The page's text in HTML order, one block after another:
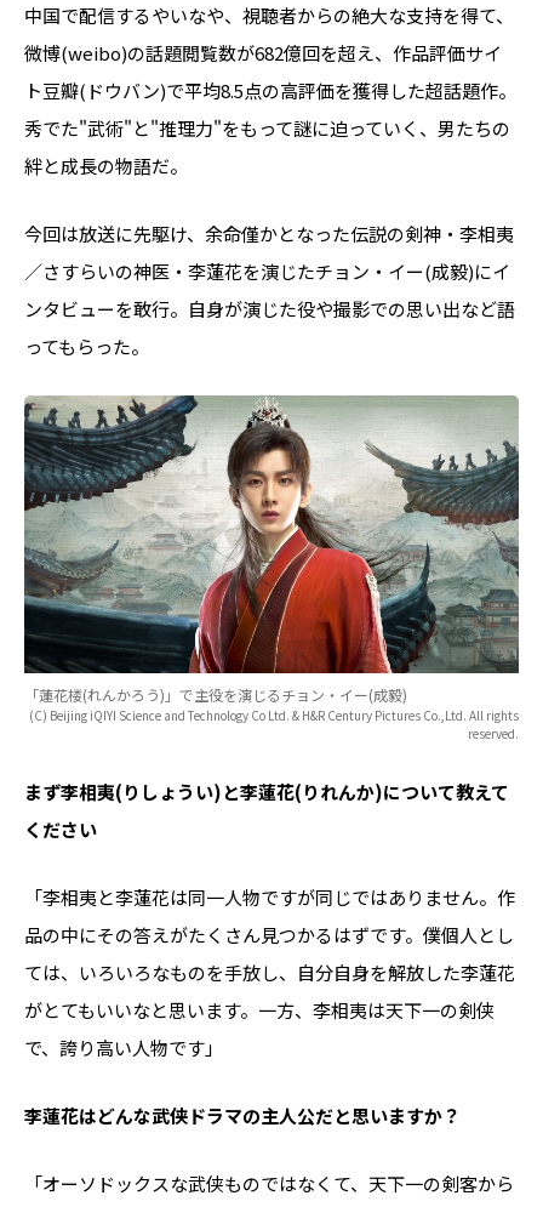
中国で配信するやいなや、視聴者からの絶大な支持を得て、
微博(weibo)の話題閲覧数が682億回を超え、作品評価サイ
ト豆瓣(ドウバン)で平均8.5点の高評価を獲得した超話題作。
秀でた"武術"と"推理力"をもって謎に迫っていく、男たちの
絆と成長の物語だ。
今回は放送に先駆け、余命僅かとなった伝説の剣神・李相夷
／さすらいの神医・李蓮花を演じたチョン・イー(成毅)にイ
ンタビューを敢行。自身が演じた役や撮影での思い出など語
ってもらった。
「蓮花楼(れんかろう)」で主役を演じるチョン・イー(成毅)
(C) Beijing iQIYI Science and Technology Co Ltd. & H&R Century Pictures Co.,Ltd. All rights
reserved.
――まず李相夷(りしょうい)と李蓮花(りれんか)について教えて
ください
「李相夷と李蓮花は同一人物ですが同じではありません。作
品の中にその答えがたくさん見つかるはずです。僕個人とし
ては、いろいろなものを手放し、自分自身を解放した李蓮花
がとてもいいなと思います。一方、李相夷は天下一の剣侠
で、誇り高い人物です」
――李蓮花はどんな武侠ドラマの主人公だと思いますか？
「オーソドックスな武侠ものではなくて、天下一の剣客から